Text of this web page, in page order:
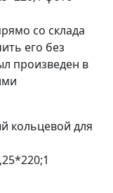
со склада
его без
произведен в
кольцевой для